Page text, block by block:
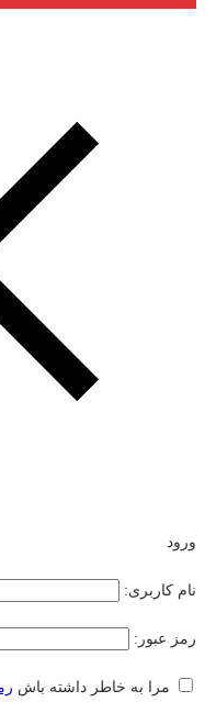
ورود
نام کاربری:
رمز عبور:
مرا به خاطر داشته باش